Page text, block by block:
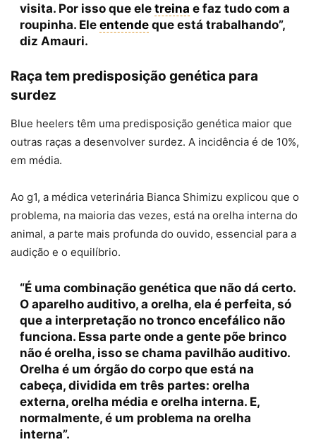
visita. Por isso que ele treina e faz tudo com a
roupinha. Ele entendeque está trabalhando”,
diz Amauri.
Raça tem predisposição genética para
surdez
Blue heelers têm uma predisposição genética maior que
outras raças a desenvolver surdez. A incidência é de 10%,
em média.
Ao g1, a médica veterinária Bianca Shimizu explicou que o
problema, na maioria das vezes, está na orelha interna do
animal, a parte mais profunda do ouvido, essencial para a
audição e o equilíbrio.
“É uma combinação genética que não dá certo.
O aparelho auditivo, a orelha, ela é perfeita, só
que a interpretação no tronco encefálico não
funciona. Essa parte onde a gente põe brinco
não é orelha, isso se chama pavilhão auditivo.
Orelha é um órgão do corpo que está na
cabeça, dividida em três partes: orelha
externa, orelha média e orelha interna. E,
normalmente, é um problema na orelha
interna”.